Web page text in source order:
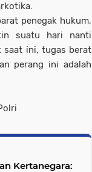
penegak hukum,
suatu hari nanti
saat ini, tugas berat
perang ini adalah
Kertanegara: